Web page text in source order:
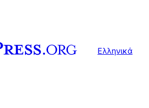
Ελληνικά